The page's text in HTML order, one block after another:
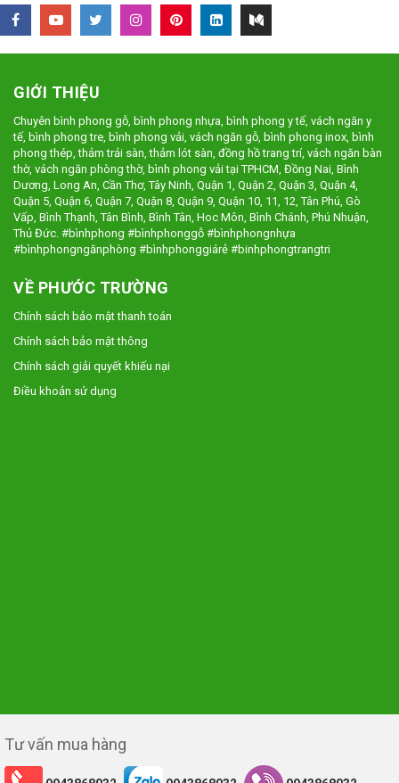
GIỚI THIỆU
Chuyên bình phong gỗ, bình phong nhựa, bình phong y tế, vách ngăn y
tế, bình phong tre, bình phong vải, vách ngăn gỗ, bình phong inox, bình
phong thép, thảm trải sàn, thảm lót sàn, đồng hồ trang trí, vách ngăn bàn
thờ, vách ngăn phòng thờ, bình phong vải tại TPHCM, Đồng Nai, Bình
Dương, Long An, Cần Thơ, Tây Ninh, Quận 1, Quận 2, Quận 3, Quận 4,
Quận 5, Quận 6, Quận 7, Quận 8, Quận 9, Quận 10, 11, 12, Tân Phú, Gò
Vấp, Bình Thạnh, Tân Bình, Bình Tân, Hoc Môn, Bình Chánh, Phú Nhuận,
Thủ Đức. #bìnhphong #bìnhphonggỗ #bìnhphongnhựa
#bìnhphongngănphòng #bìnhphonggiárẻ #binhphongtrangtri
VỀ PHƯỚC TRƯỜNG
Chính sách bảo mật thanh toán
Chính sách bảo mật thông
Chính sách giải quyết khiếu nại
Điều khoản sử dụng
Tư vấn mua hàng